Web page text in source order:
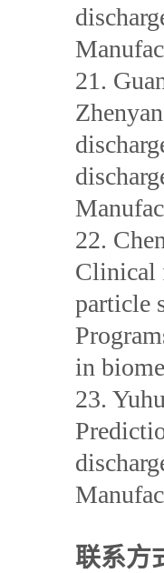
21.
22.
Clinical
particle
in
23.
联系方